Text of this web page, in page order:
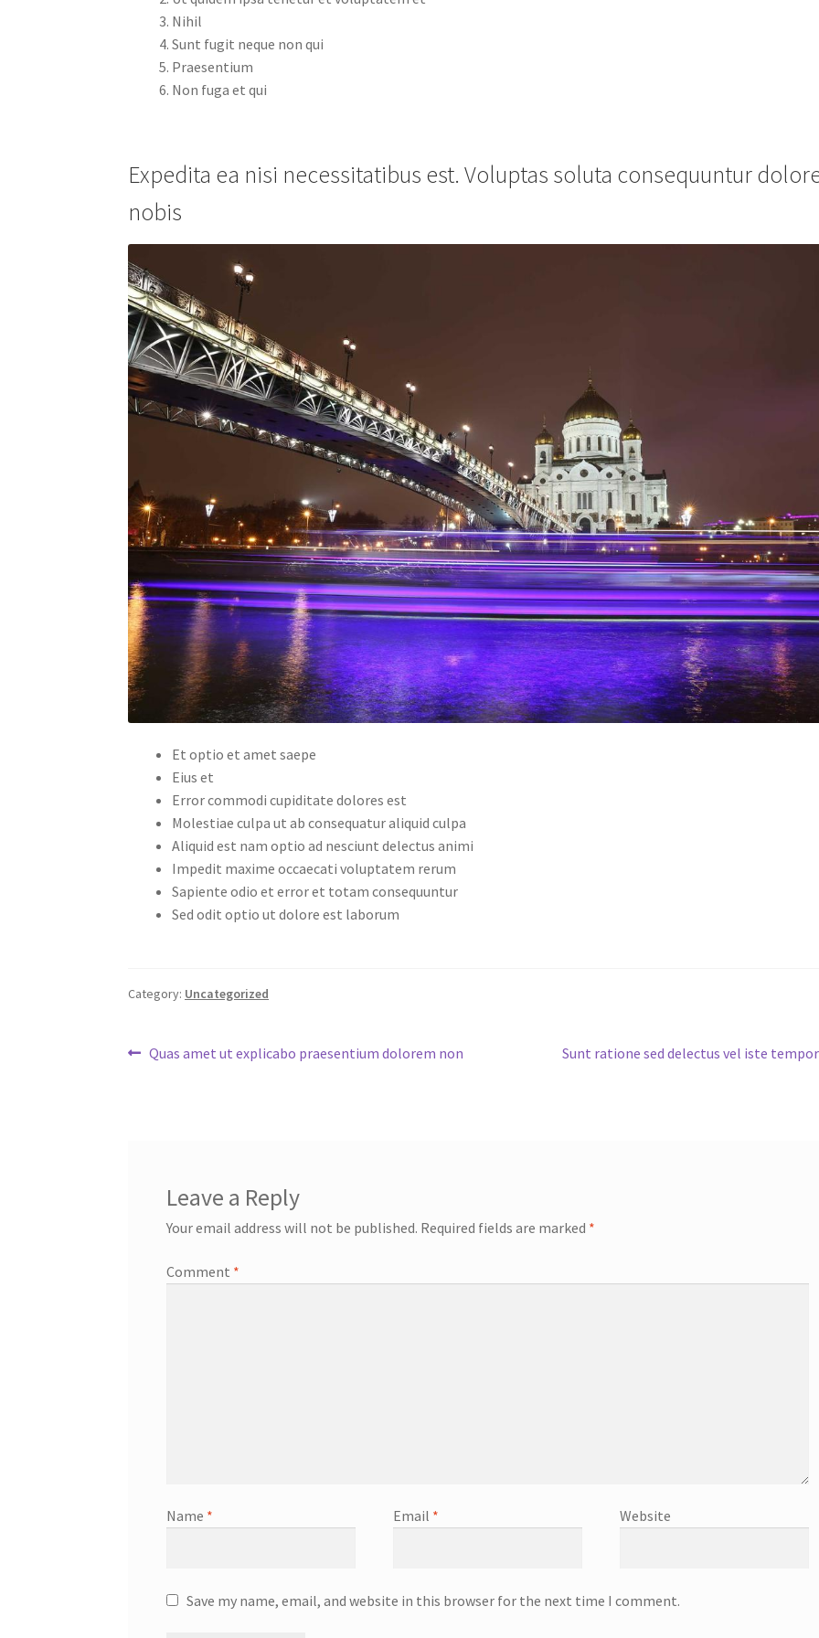
Nihil
Sunt fugit neque non qui
Praesentium
Non fuga et qui
Expedita ea nisi necessitatibus est. Voluptas soluta consequuntur
nobis
Et optio et amet saepe
Eius et
Error commodi cupiditate dolores est
Molestiae culpa ut ab consequatur aliquid culpa
Aliquid est nam optio ad nesciunt delectus animi
Impedit maxime occaecati voluptatem rerum
Sapiente odio et error et totam consequuntur
Sed odit optio ut dolore est laborum
Category: Uncategorized
Post
Previous
Quas amet ut explicabo praesentium dolorem non
Next
Sunt ratione sed delectus vel iste
Leave a Reply
Your email address will not be published. Required fields are marked *
Comment *
Name * Email * Website
Save my name, email, and website in this browser for the next time I comment.